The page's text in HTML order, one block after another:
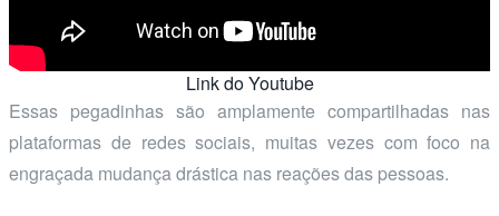
Link do Youtube
Essas pegadinhas são amplamente compartilhadas nas
plataformas de redes sociais, muitas vezes com foco na
engraçada mudança drástica nas reações das pessoas.